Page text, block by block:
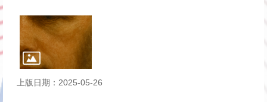
上版日期：2025-05-26